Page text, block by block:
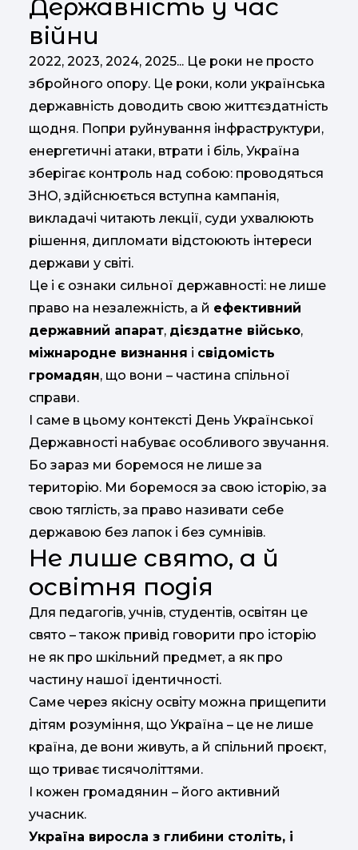
Державність у час
війни
2022, 2023, 2024, 2025... Це роки не просто
збройного опору. Це роки, коли українська
державність доводить свою життєздатність
щодня. Попри руйнування інфраструктури,
енергетичні атаки, втрати і біль, Україна
зберігає контроль над собою: проводяться
ЗНО, здійснюється вступна кампанія,
викладачі читають лекції, суди ухвалюють
рішення, дипломати відстоюють інтереси
держави у світі.
Це і є ознаки сильної державності: не лише
право на незалежність, а й ефективний
державний апарат, дієздатне військо,
міжнародне визнання і свідомість
громадян, що вони – частина спільної
справи.
І саме в цьому контексті День Української
Державності набуває особливого звучання.
Бо зараз ми боремося не лише за
територію. Ми боремося за свою історію, за
свою тяглість, за право називати себе
державою без лапок і без сумнівів.
Не лише свято, а й
освітня подія
Для педагогів, учнів, студентів, освітян це
свято – також привід говорити про історію
не як про шкільний предмет, а як про
частину нашої ідентичності.
Саме через якісну освіту можна прищепити
дітям розуміння, що Україна – це не лише
країна, де вони живуть, а й спільний проєкт,
що триває тисячоліттями.
І кожен громадянин – його активний
учасник.
Україна виросла з глибини століть, і